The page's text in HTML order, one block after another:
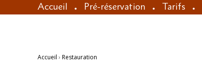
Accueil Pré-réservation Tarifs
Accueil › Restauration